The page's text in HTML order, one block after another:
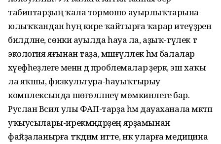
табиптарҙың ҡала тормошо ауырлыҡтарына
юлыҡҡандан һуң кире ҡайтырға ҡарар итеүҙәрен
билдәләне, сөнки ауылда һауа ла, аҙыҡ-түлек тә
экология яғынан таҙа, мәшғүллек һәм балалар
хәүефһеҙлеге менән дә проблемалар әҙерәк, эш хаҡы
ла яҡшы, физкультура-һауыҡтырыу
комплексында шөғөлләнеү мөмкинлеге бар.
Руслан Вәсил улы ФАП-тарҙа һәм дауаханала мәктәп
уҡыусылары-ирекмәндәрҙең ярҙамынан
файҙаланырға тәҡдим итте, нәҡ уларға медицина